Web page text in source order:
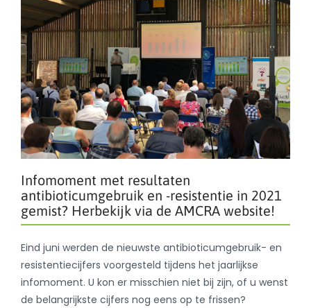
Infomoment met resultaten
antibioticumgebruik en -resistentie in 2021
gemist? Herbekijk via de AMCRA website!
Eind juni werden de nieuwste antibioticumgebruik- en
resistentiecijfers voorgesteld tijdens het jaarlijkse
infomoment. U kon er misschien niet bij zijn, of u wenst
de belangrijkste cijfers nog eens op te frissen?